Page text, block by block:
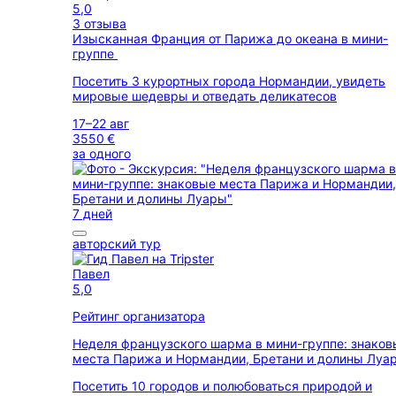
5,0
3 отзыва
Изысканная Франция от Парижа до океана в мини-
группе
Посетить 3 курортных города Нормандии, увидеть
мировые шедевры и отведать деликатесов
17–22 авг
3550 €
за одного
7 дней
авторский тур
Павел
5,0
Рейтинг организатора
Неделя французского шарма в мини-группе:
места Парижа и Нормандии, Бретани и долины
Посетить 10 городов и полюбоваться природой и